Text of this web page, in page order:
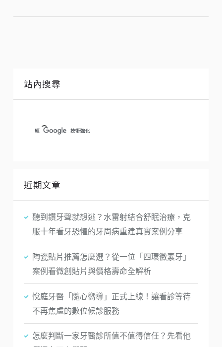
站內搜尋
近期文章
聽到鑽牙聲就想逃？水雷射結合舒眠治療，克
服十年看牙恐懼的牙周病重建真實案例分享
陶瓷貼片推薦怎麼選？從一位「四環黴素牙」
案例看微創貼片與價格壽命全解析
悅庭牙醫「隨心嚮導」正式上線！讓看診等待
不再焦慮的數位候診服務
怎麼判斷一家牙醫診所值不值得信任？先看他